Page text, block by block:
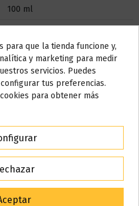
100 ml
Do not show again.
unos días
descuento
seguir confiando en nosotros.
para que la tienda funcione y,
y marketing para medir
servicios. Puedes
tus preferencias.
para obtener más